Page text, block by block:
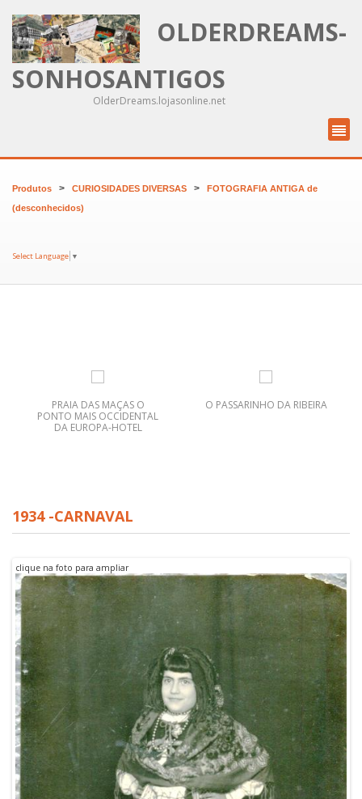
OLDERDREAMS-
SONHOSANTIGOS
OlderDreams.lojasonline.net
Produtos > CURIOSIDADES DIVERSAS > FOTOGRAFIA ANTIGA de
(desconhecidos)
Select Language ▼
PRAIA DAS MAÇAS O
PONTO MAIS OCCIDENTAL
DA EUROPA-HOTEL
O PASSARINHO DA RIBEIRA
1934 -CARNAVAL
clique na foto para ampliar